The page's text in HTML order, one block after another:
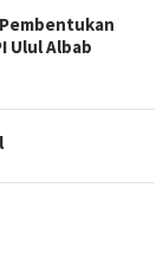
Ulul Albab